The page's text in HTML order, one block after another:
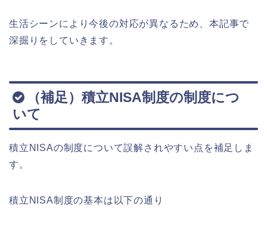
生活シーンにより今後の対応が異なるため、本記事で
深掘りをしていきます。
（補足）積立NISA制度の制度につ
いて
積立NISAの制度について誤解されやすい点を補足しま
す。
積立NISA制度の基本は以下の通り